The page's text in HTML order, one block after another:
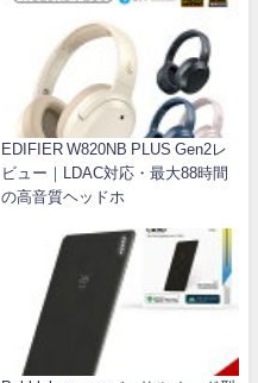
EDIFIER W820NB PLUS Gen2レ
ビュー｜LDAC対応・最大88時間
の高音質ヘッドホ